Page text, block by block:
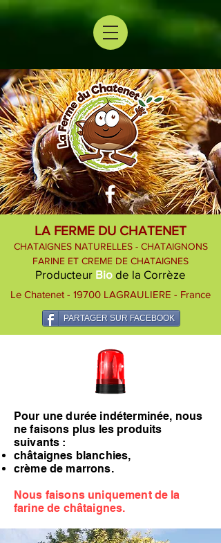
LA FERME DU CHATENET
CHATAIGNES NATURELLES - CHATAIGNONS
FARINE ET CREME DE CHATAIGNES
Producteur Bio de la Corrèze
Le Chatenet - 19700 LAGRAULIERE - France
PARTAGER SUR FACEBOOK
Pour une durée indéterminée, nous
ne faisons plus les produits
suivants :
châtaignes blanchies,
crème de marrons.
Nous faisons uniquement de la
farine de châtaignes.